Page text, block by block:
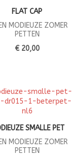
FLAT CAP
MODIEUZE ZOMER
PETTEN
€ 20,00
SMALLE PET
MODIEUZE ZOMER
PETTEN